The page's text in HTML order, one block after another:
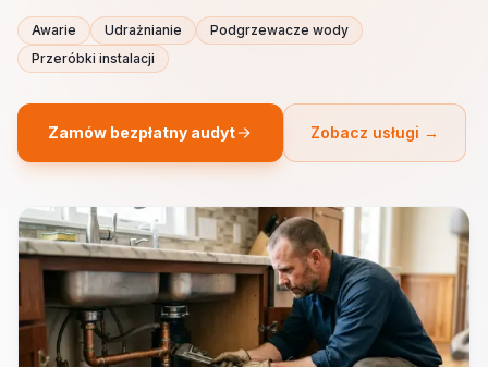
Awarie Udrażnianie
Podgrzewacze wody
Przeróbki instalacji
Zamów bezpłatny audyt Zobacz usługi →